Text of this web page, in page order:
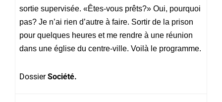
sortie supervisée. «Êtes-vous prêts?» Oui, pourquoi
pas? Je n’ai rien d’autre à faire. Sortir de la prison
pour quelques heures et me rendre à une réunion
dans une église du centre-ville. Voilà le programme.
DossierSociété.